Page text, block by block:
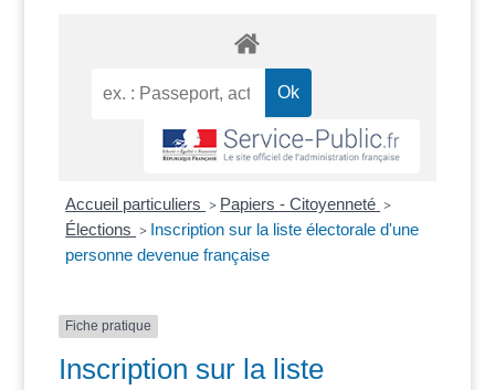
Accueil particuliers > Papiers - Citoyenneté >
Élections > Inscription sur la liste électorale d'une
personne devenue française
Fiche pratique
Inscription sur la liste